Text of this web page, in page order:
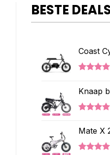
BESTE
Coast
gebaseerd
op
Knaap
4.20
op
gebaseerd
op
Mate X